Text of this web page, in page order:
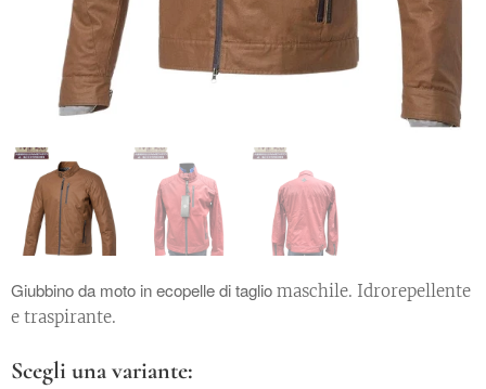
Giubbino da moto in ecopelle di taglio maschile. Idrorepellente
e traspirante.
Scegli una variante: